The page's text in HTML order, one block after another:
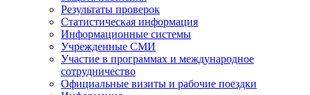
Результаты проверок
Статистическая информация
Информационные системы
Учрежденные СМИ
Участие в программах и международное
сотрудничество
Официальные визиты и рабочие поездки